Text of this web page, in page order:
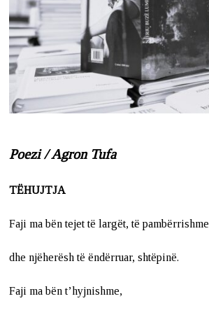
Poezi / Agron Tufa
TËHUJTJA
Faji ma bën tejet të largët, të pambërrishme
dhe njëherësh të ëndërruar, shtëpinë.
Faji ma bën t’hyjnishme,